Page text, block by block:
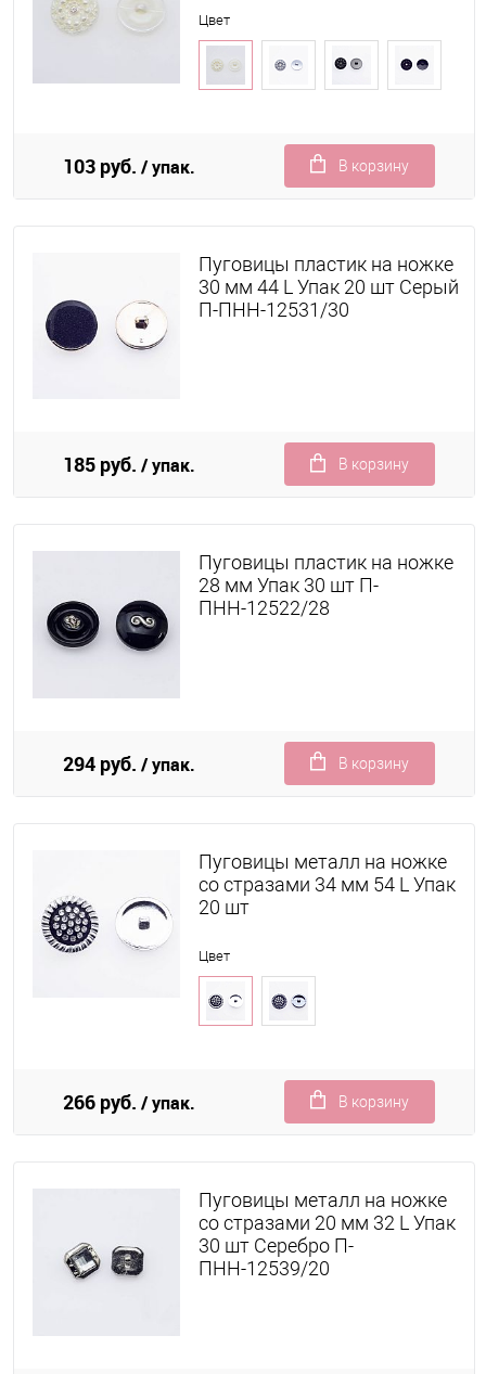
Цвет
103 руб. / упак. В корзину
Пуговицы пластик на ножке
30 мм 44 L Упак 20 шт Серый
П-ПНН-12531/30
185 руб. / упак. В корзину
Пуговицы пластик на ножке
28 мм Упак 30 шт П-
ПНН-12522/28
294 руб. / упак. В корзину
Пуговицы металл на ножке
со стразами 34 мм 54 L Упак
20 шт
Цвет
266 руб. / упак. В корзину
Пуговицы металл на ножке
со стразами 20 мм 32 L Упак
30 шт Серебро П-
ПНН-12539/20